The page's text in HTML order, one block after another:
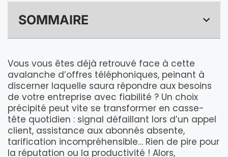
SOMMAIRE
Vous vous êtes déjà retrouvé face à cette
avalanche d’offres téléphoniques, peinant à
discerner laquelle saura répondre aux besoins
de votre entreprise avec fiabilité ? Un choix
précipité peut vite se transformer en casse-
tête quotidien : signal défaillant lors d’un appel
client, assistance aux abonnés absente,
tarification incompréhensible… Rien de pire pour
la réputation ou la productivité ! Alors,